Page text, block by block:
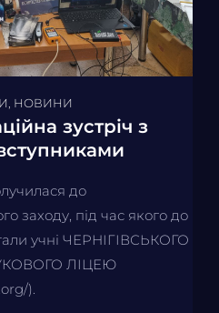
, НОВИНИ
зустріч з
до
заходу, під час якого до
учні ЧЕРНІГІВСЬКОГО
ЛІЦЕЮ
).